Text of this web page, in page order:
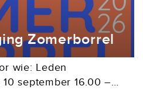
Zomerborrel
wie: Leden
september 16.00 –